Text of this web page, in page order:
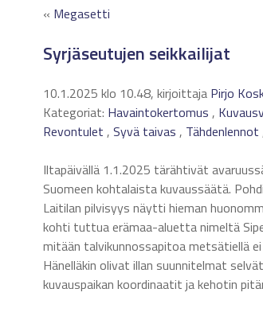
« Megasetti
Syrjäseutujen seikkailijat
10.1.2025 klo 10.48, kirjoittaja Pirjo
Kategoriat: Havaintokertomus ,
Revontulet , Syvä taivas , Tähdenlennot
Iltapäivällä 1.1.2025 tärähtivät
Suomeen kohtalaista kuvaussäätä.
Laitilan pilvisyys näytti hieman
kohti tuttua erämaa-aluetta nimeltä
mitään talvikunnossapitoa metsätiellä
Hänelläkin olivat illan suunnitelmat
kuvauspaikan koordinaatit ja kehotin